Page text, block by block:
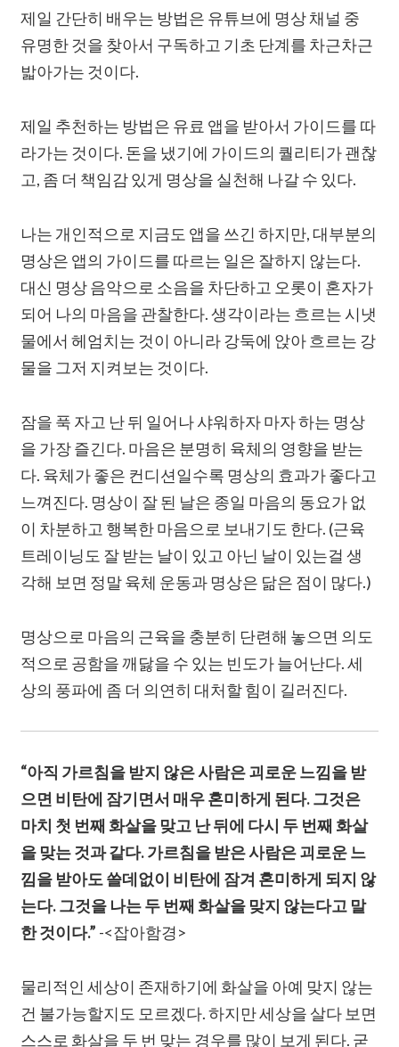
제일 간단히 배우는 방법은 유튜브에 명상 채널 중
유명한 것을 찾아서 구독하고 기초 단계를 차근차근
밟아가는 것이다.
제일 추천하는 방법은 유료 앱을 받아서 가이드를 따
라가는 것이다. 돈을 냈기에 가이드의 퀄리티가 괜찮
고, 좀 더 책임감 있게 명상을 실천해 나갈 수 있다.
나는 개인적으로 지금도 앱을 쓰긴 하지만, 대부분의
명상은 앱의 가이드를 따르는 일은 잘하지 않는다.
대신 명상 음악으로 소음을 차단하고 오롯이 혼자가
되어 나의 마음을 관찰한다. 생각이라는 흐르는 시냇
물에서 헤엄치는 것이 아니라 강둑에 앉아 흐르는 강
물을 그저 지켜보는 것이다.
잠을 푹 자고 난 뒤 일어나 샤워하자 마자 하는 명상
을 가장 즐긴다. 마음은 분명히 육체의 영향을 받는
다. 육체가 좋은 컨디션일수록 명상의 효과가 좋다고
느껴진다. 명상이 잘 된 날은 종일 마음의 동요가 없
이 차분하고 행복한 마음으로 보내기도 한다. (근육
트레이닝도 잘 받는 날이 있고 아닌 날이 있는걸 생
각해 보면 정말 육체 운동과 명상은 닮은 점이 많다.)
명상으로 마음의 근육을 충분히 단련해 놓으면 의도
적으로 공함을 깨닳을 수 있는 빈도가 늘어난다. 세
상의 풍파에 좀 더 의연히 대처할 힘이 길러진다.
“아직 가르침을 받지 않은 사람은 괴로운 느낌을 받
으면 비탄에 잠기면서 매우 혼미하게 된다. 그것은
마치 첫 번째 화살을 맞고 난 뒤에 다시 두 번째 화살
을 맞는 것과 같다. 가르침을 받은 사람은 괴로운 느
낌을 받아도 쓸데없이 비탄에 잠겨 혼미하게 되지 않
는다. 그것을 나는 두 번째 화살을 맞지 않는다고 말
한 것이다.” -<잡아함경>
물리적인 세상이 존재하기에 화살을 아예 맞지 않는
건 불가능할지도 모르겠다. 하지만 세상을 살다 보면
스스로 화살을 두 번 맞는 경우를 많이 보게 된다. 굳